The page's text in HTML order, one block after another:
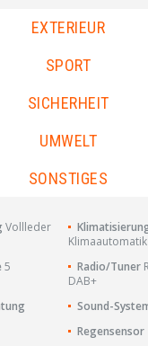
EXTERIEUR
SPORT
SICHERHEIT
UMWELT
SONSTIGES
Vollleder
Klimaautomatik
5 Radio/Tuner
DAB+
Sound-
Regensensor